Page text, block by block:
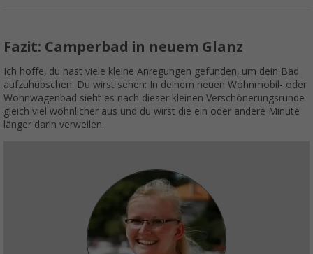
Fazit: Camperbad in neuem Glanz
Ich hoffe, du hast viele kleine Anregungen gefunden, um dein Bad
aufzuhübschen. Du wirst sehen: In deinem neuen Wohnmobil- oder
Wohnwagenbad sieht es nach dieser kleinen Verschönerungsrunde
gleich viel wohnlicher aus und du wirst die ein oder andere Minute
länger darin verweilen.